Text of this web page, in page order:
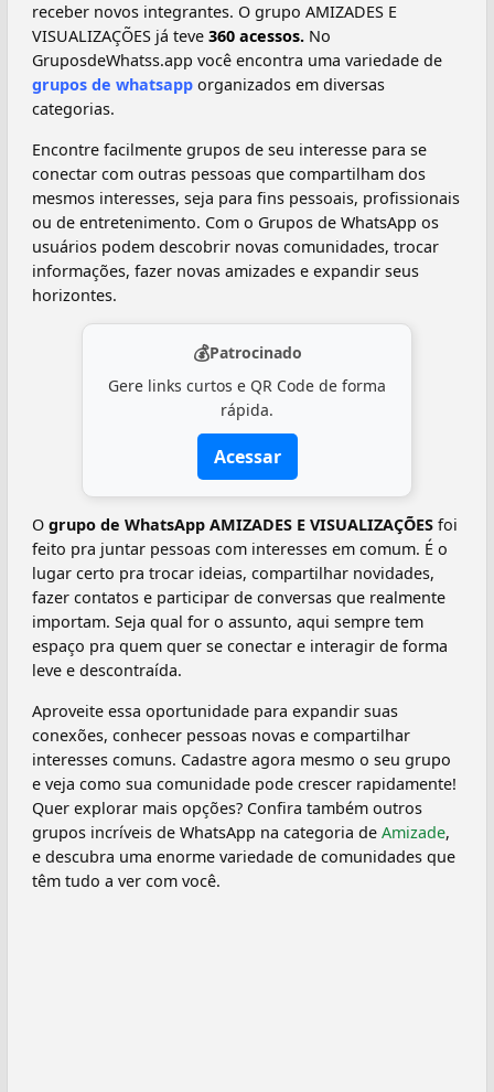
receber novos integrantes. O grupo AMIZADES E
VISUALIZAÇÕES já teve 360 acessos. No
GruposdeWhatss.app você encontra uma variedade de
grupos de whatsapp organizados em diversas
categorias.
Encontre facilmente grupos de seu interesse para se
conectar com outras pessoas que compartilham dos
mesmos interesses, seja para fins pessoais, profissionais
ou de entretenimento. Com o Grupos de WhatsApp os
usuários podem descobrir novas comunidades, trocar
informações, fazer novas amizades e expandir seus
horizontes.
💰Patrocinado
Gere links curtos e QR Code de forma
rápida.
Acessar
O grupo de WhatsApp AMIZADES E VISUALIZAÇÕES foi
feito pra juntar pessoas com interesses em comum. É o
lugar certo pra trocar ideias, compartilhar novidades,
fazer contatos e participar de conversas que realmente
importam. Seja qual for o assunto, aqui sempre tem
espaço pra quem quer se conectar e interagir de forma
leve e descontraída.
Aproveite essa oportunidade para expandir suas
conexões, conhecer pessoas novas e compartilhar
interesses comuns. Cadastre agora mesmo o seu grupo
e veja como sua comunidade pode crescer rapidamente!
Quer explorar mais opções? Confira também outros
grupos incríveis de WhatsApp na categoria de Amizade,
e descubra uma enorme variedade de comunidades que
têm tudo a ver com você.